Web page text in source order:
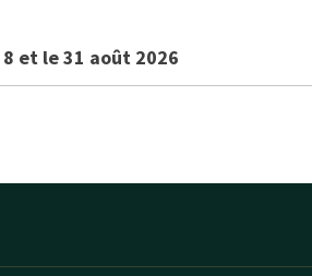
8 et le 31 août 2026